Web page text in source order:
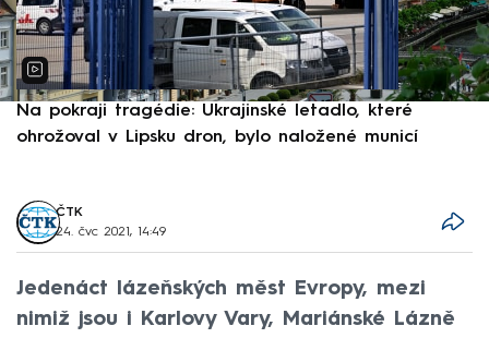
Na pokraji tragédie: Ukrajinské letadlo, které
ohrožoval v Lipsku dron, bylo naložené municí
ČTK
24. čvc 2021, 14:49
Jedenáct lázeňských měst Evropy, mezi
nimiž jsou i Karlovy Vary, Mariánské Lázně